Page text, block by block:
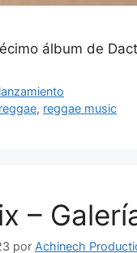
álbum de
lanzamiento
reggae, reggae music
–
por Achinech